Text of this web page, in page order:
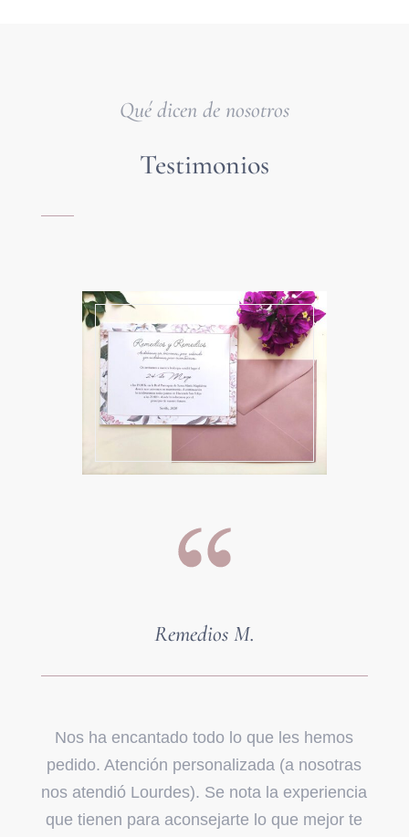
Qué dicen de nosotros
Testimonios
Remedios M.
Nos ha encantado todo lo que les hemos
pedido. Atención personalizada (a nosotras
nos atendió Lourdes). Se nota la experiencia
que tienen para aconsejarte lo que mejor te